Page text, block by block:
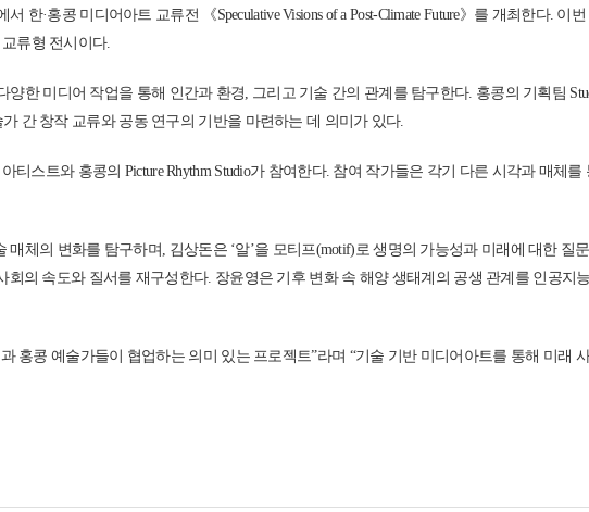
·홍콩 미디어아트 교류전 《Speculative Visions of a Post-Climate Future》를 개최한다. 이
류형 전시이다.
한 미디어 작업을 통해 인간과 환경, 그리고 기술 간의 관계를 탐구한다. 홍콩의 기획팀
간 창작 교류와 공동 연구의 기반을 마련하는 데 의미가 있다.
스트와 홍콩의 Picture Rhythm Studio가 참여한다. 참여 작가들은 각기 다른 시각과 매체
체의 변화를 탐구하며, 김상돈은 ‘알’을 모티프(motif)로 생명의 가능성과 미래에 대한 질
의 속도와 질서를 재구성한다. 장윤영은 기후 변화 속 해양 생태계의 공생 관계를 인공지능
콩 예술가들이 협업하는 의미 있는 프로젝트”라며 “기술 기반 미디어아트를 통해 미래